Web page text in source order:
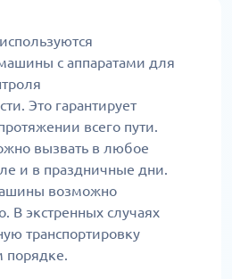
с аппаратами для
Это гарантирует
всего пути.
вызвать в любое
и в праздничные дни.
возможно
В экстренных случаях
транспортировку
порядке.